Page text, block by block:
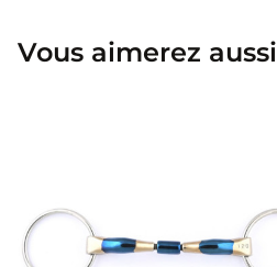
Vous aimerez aussi